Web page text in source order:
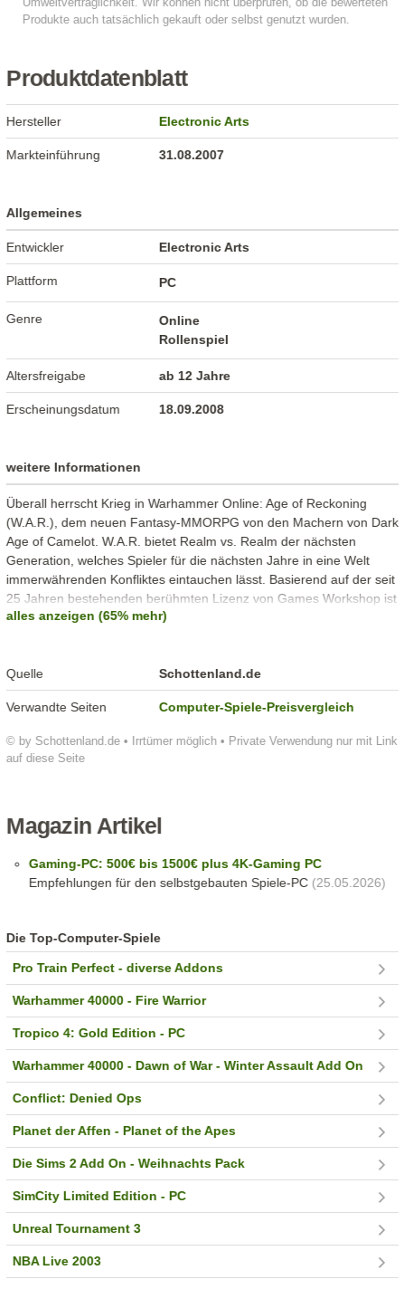
Produktdatenblatt
© by Schottenland.de • Irrtümer möglich • Private Verwendung nur mit Link
auf diese Seite
Hersteller Electronic Arts
Markteinführung 31.08.2007
Allgemeines
Entwickler Electronic Arts
Plattform PC
Genre
Online
Rollenspiel
Altersfreigabe ab 12 Jahre
Erscheinungsdatum 18.09.2008
weitere Informationen
Überall herrscht Krieg in Warhammer Online: Age of Reckoning
(W.A.R.), dem neuen Fantasy-MMORPG von den Machern von Dark
Age of Camelot. W.A.R. bietet Realm vs. Realm der nächsten
Generation, welches Spieler für die nächsten Jahre in eine Welt
immerwährenden Konfliktes eintauchen lässt. Basierend auf der seit
25 Jahren bestehenden berühmten Lizenz von Games Workshop ist
die Fantasywelt von Warhammer bis heute eine der am weitesten
Hintergrund für Spieler, den Glanz der Schlacht und das epische
Wesen des Krieges zu erleben, der die Alte Welt heimsucht. Den
Spielern stehen viele Wege offen, Abenteuer zu bestreiten,
verschiedenen Formen von PvP und PvE. Jeder Aspekt des Spieles
alles anzeigen (65% mehr)
Quelle Schottenland.de
Verwandte Seiten Computer-Spiele-Preisvergleich
Magazin Artikel
Gaming-PC: 500€ bis 1500€ plus 4K-Gaming PC
Empfehlungen für den selbstgebauten Spiele-PC(25.05.2026)
Die Top-Computer-Spiele
Pro Train Perfect - diverse Addons
Warhammer 40000 - Fire Warrior
Tropico 4: Gold Edition - PC
Warhammer 40000 - Dawn of War - Winter Assault Add On
Conflict: Denied Ops
Planet der Affen - Planet of the Apes
Die Sims 2 Add On - Weihnachts Pack
SimCity Limited Edition - PC
Unreal Tournament 3
NBA Live 2003